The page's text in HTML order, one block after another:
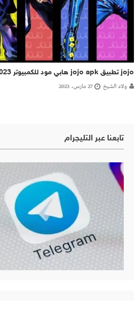
jojo تطبيق jojo apk هابي مود للكمبيوتر 2023 مجانا
ولاء الشيخ 27 مارس، 2023
تابعنا عبر التليجرام